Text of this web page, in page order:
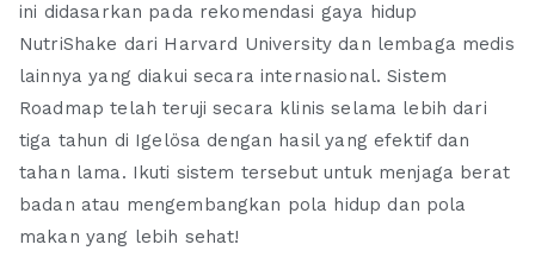
ini didasarkan pada rekomendasi gaya hidup
NutriShake dari Harvard University dan lembaga medis
lainnya yang diakui secara internasional. Sistem
Roadmap telah teruji secara klinis selama lebih dari
tiga tahun di Igelösa dengan hasil yang efektif dan
tahan lama. Ikuti sistem tersebut untuk menjaga berat
badan atau mengembangkan pola hidup dan pola
makan yang lebih sehat!